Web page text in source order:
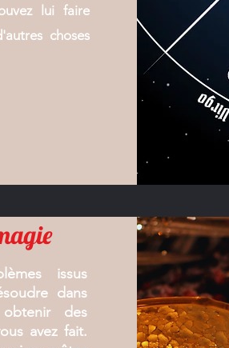
lui faire
choses
issus
dans
des
avez fait.